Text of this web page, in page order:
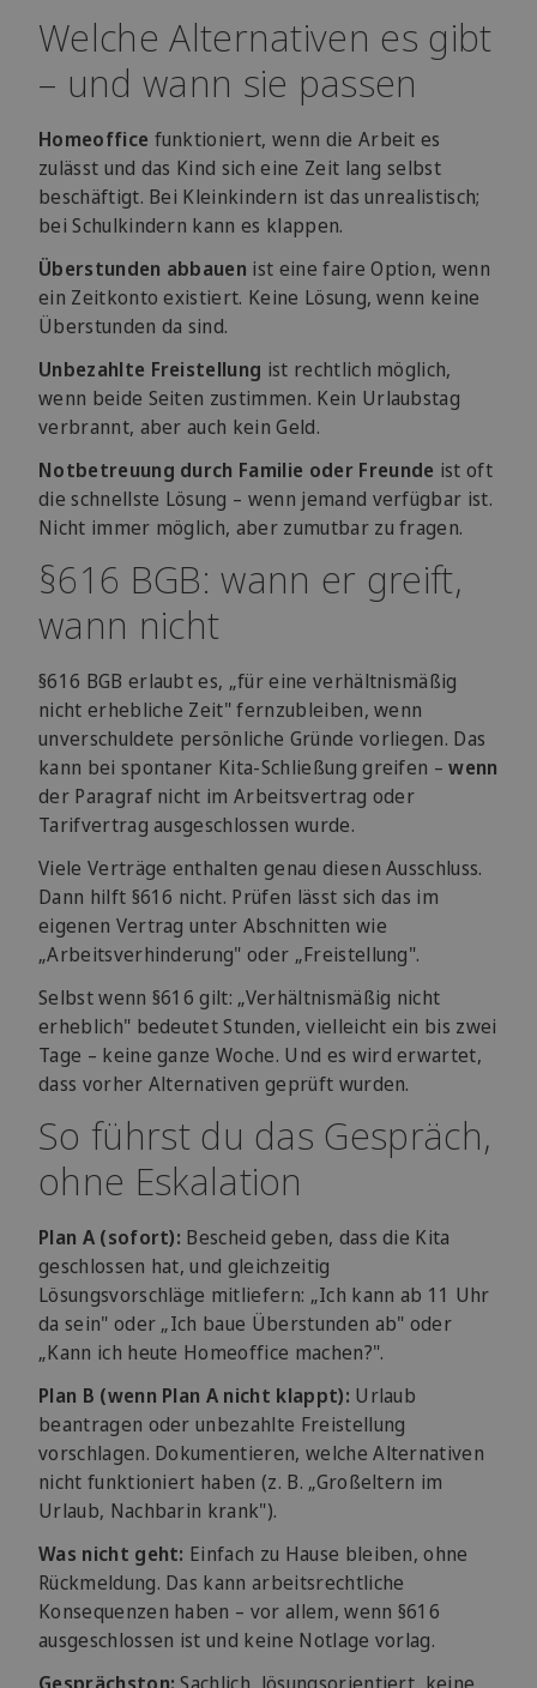
Welche Alternativen es gibt
– und wann sie passen
Homeoffice funktioniert, wenn die Arbeit es
zulässt und das Kind sich eine Zeit lang selbst
beschäftigt. Bei Kleinkindern ist das unrealistisch;
bei Schulkindern kann es klappen.
Überstunden abbauen ist eine faire Option, wenn
ein Zeitkonto existiert. Keine Lösung, wenn keine
Überstunden da sind.
Unbezahlte Freistellung ist rechtlich möglich,
wenn beide Seiten zustimmen. Kein Urlaubstag
verbrannt, aber auch kein Geld.
Notbetreuung durch Familie oder Freunde ist oft
die schnellste Lösung – wenn jemand verfügbar ist.
Nicht immer möglich, aber zumutbar zu fragen.
§616 BGB: wann er greift,
wann nicht
§616 BGB erlaubt es, „für eine verhältnismäßig
nicht erhebliche Zeit" fernzubleiben, wenn
unverschuldete persönliche Gründe vorliegen. Das
kann bei spontaner Kita-Schließung greifen –wenn
der Paragraf nicht im Arbeitsvertrag oder
Tarifvertrag ausgeschlossen wurde.
Viele Verträge enthalten genau diesen Ausschluss.
Dann hilft §616 nicht. Prüfen lässt sich das im
eigenen Vertrag unter Abschnitten wie
„Arbeitsverhinderung" oder „Freistellung".
Selbst wenn §616 gilt: „Verhältnismäßig nicht
erheblich" bedeutet Stunden, vielleicht ein bis zwei
Tage – keine ganze Woche. Und es wird erwartet,
dass vorher Alternativen geprüft wurden.
So führst du das Gespräch,
ohne Eskalation
Plan A (sofort): Bescheid geben, dass die Kita
geschlossen hat, und gleichzeitig
Lösungsvorschläge mitliefern: „Ich kann ab 11 Uhr
da sein" oder „Ich baue Überstunden ab" oder
„Kann ich heute Homeoffice machen?".
Plan B (wenn Plan A nicht klappt): Urlaub
beantragen oder unbezahlte Freistellung
vorschlagen. Dokumentieren, welche Alternativen
nicht funktioniert haben (z. B. „Großeltern im
Urlaub, Nachbarin krank").
Was nicht geht: Einfach zu Hause bleiben, ohne
Rückmeldung. Das kann arbeitsrechtliche
Konsequenzen haben – vor allem, wenn §616
ausgeschlossen ist und keine Notlage vorlag.